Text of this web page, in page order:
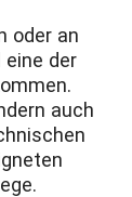
oder an
der
auch